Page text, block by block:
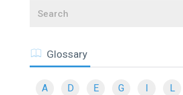
Glossary
A D E G L